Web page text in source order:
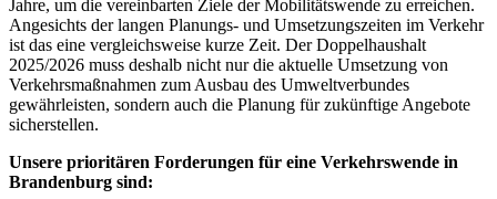
Jahre, um die vereinbarten Ziele der Mobilitätswende zu erreichen.
Angesichts der langen Planungs- und Umsetzungszeiten im Verkehr
ist das eine vergleichsweise kurze Zeit. Der Doppelhaushalt
2025/2026 muss deshalb nicht nur die aktuelle Umsetzung von
Verkehrsmaßnahmen zum Ausbau des Umweltverbundes
gewährleisten, sondern auch die Planung für zukünftige Angebote
sicherstellen.
Unsere prioritären Forderungen für eine Verkehrswende in
Brandenburg sind: